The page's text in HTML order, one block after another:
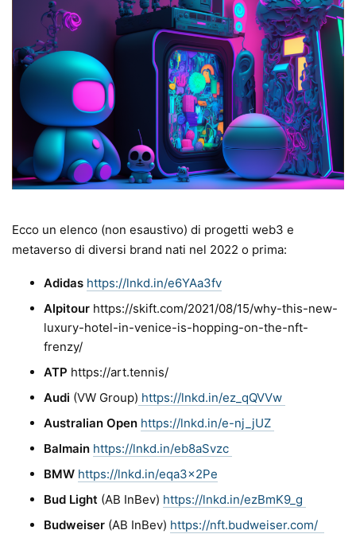
Ecco un elenco (non esaustivo) di progetti web3 e
metaverso di diversi brand nati nel 2022 o prima:
Adidas https://lnkd.in/e6YAa3fv
Alpitour https://skift.com/2021/08/15/why-this-new-
luxury-hotel-in-venice-is-hopping-on-the-nft-
frenzy/
ATP https://art.tennis/
Audi (VW Group) https://lnkd.in/ez_qQVVw
Australian Open https://lnkd.in/e-nj_jUZ
Balmain https://lnkd.in/eb8aSvzc
BMW https://lnkd.in/eqa3x2Pe
Bud Light (AB InBev) https://lnkd.in/ezBmK9_g
Budweiser (AB InBev) https://nft.budweiser.com/